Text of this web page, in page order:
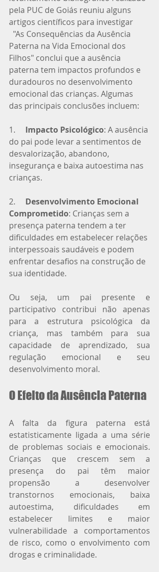
pela PUC de Goiás reuniu alguns
artigos científicos para investigar
"As Consequências da Ausência
Paterna na Vida Emocional dos
Filhos" conclui que a ausência
paterna tem impactos profundos e
duradouros no desenvolvimento
emocional das crianças. Algumas
das principais conclusões incluem:
1. Impacto Psicológico: A ausência
do pai pode levar a sentimentos de
desvalorização, abandono,
insegurança e baixa autoestima nas
crianças.
2. Desenvolvimento Emocional
Comprometido: Crianças sem a
presença paterna tendem a ter
dificuldades em estabelecer relações
interpessoais saudáveis e podem
enfrentar desafios na construção de
sua identidade.
Ou seja, um pai presente e
participativo contribui não apenas
para a estrutura psicológica da
criança, mas também para sua
capacidade de aprendizado, sua
regulação emocional e seu
desenvolvimento moral.
O Efeito da Ausência Paterna
A falta da figura paterna está
estatisticamente ligada a uma série
de problemas sociais e emocionais.
Crianças que crescem sem a
presença do pai têm maior
propensão a desenvolver
transtornos emocionais, baixa
autoestima, dificuldades em
estabelecer limites e maior
vulnerabilidade a comportamentos
de risco, como o envolvimento com
drogas e criminalidade.